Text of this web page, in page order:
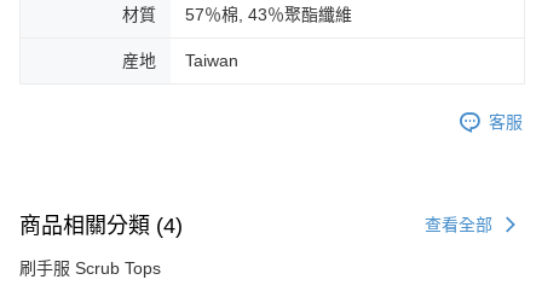
材質 57％棉, 43％聚酯纖維
産地 Taiwan
客服
商品相關分類 (4) 查看全部
刷手服 Scrub Tops